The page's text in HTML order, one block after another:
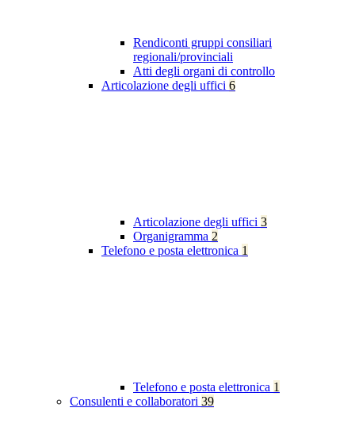
Rendiconti gruppi consiliari
regionali/provinciali
Atti degli organi di controllo
Articolazione degli uffici 6
Articolazione degli uffici 3
Organigramma 2
Telefono e posta elettronica 1
Telefono e posta elettronica 1
Consulenti e collaboratori 39